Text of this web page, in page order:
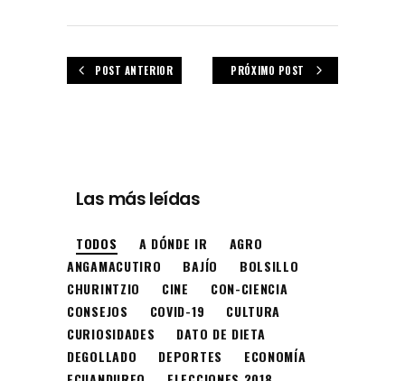
POST ANTERIOR PRÓXIMO POST
Las más leídas
TODOS A DÓNDE IR
AGRO
ANGAMACUTIRO
BAJÍO
BOLSILLO
CHURINTZIO
CINE
CON-CIENCIA
CONSEJOS
COVID-19
CULTURA
CURIOSIDADES
DATO DE DIETA
DEGOLLADO
DEPORTES
ECONOMÍA